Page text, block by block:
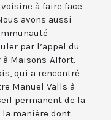
à faire face
avons aussi
par l’appel du
à Maisons-Alfort.
qui a rencontré
Manuel Valls à
permanent de la
la manière dont